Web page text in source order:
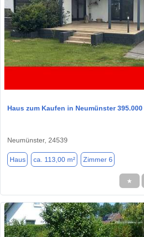
Haus zum Kaufen in Neumünster 395.000
Neumünster, 24539
Haus ca. 113,00 m² Zimmer 6
★